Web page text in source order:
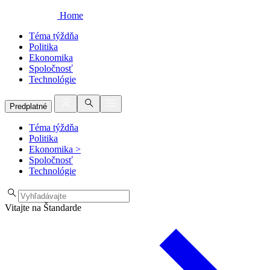
Home
Téma týždňa
Politika
Ekonomika
Spoločnosť
Technológie
Predplatné
Téma týždňa
Politika
Ekonomika >
Spoločnosť
Technológie
Vitajte na Štandarde